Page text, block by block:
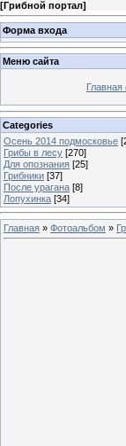
[Грибной портал]
Форма входа
Меню сайта
Главная
Categories
Осень 2014 подмосковье
Грибы в лесу [270]
Для опознания [25]
Грибники [37]
После урагана [8]
Лопухинка [34]
Главная » Фотоальбом »